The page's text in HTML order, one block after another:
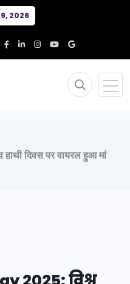
9, 2026
दिवस पर वायरल हुआ मां